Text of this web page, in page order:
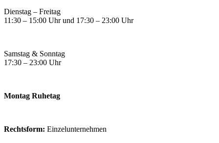
Dienstag – Freitag
11:30 – 15:00 Uhr und 17:30 – 23:00 Uhr
Samstag & Sonntag
17:30 – 23:00 Uhr
Montag Ruhetag
Rechtsform: Einzelunternehmen